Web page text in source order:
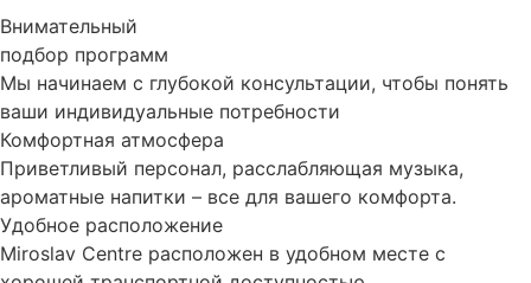
Внимательный
подбор программ
Мы начинаем с глубокой консультации, чтобы понять
ваши индивидуальные потребности
Комфортная атмосфера
Приветливый персонал, расслабляющая музыка,
ароматные напитки – все для вашего комфорта.
Удобное расположение
Miroslav Centre расположен в удобном месте с